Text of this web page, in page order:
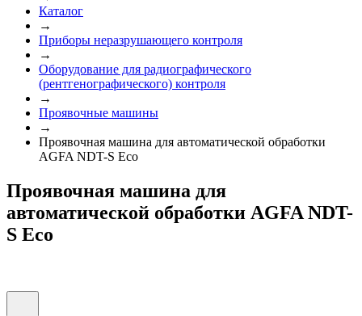
Каталог
→
Приборы неразрушающего контроля
→
Оборудование для радиографического
(рентгенографического) контроля
→
Проявочные машины
→
Проявочная машина для автоматической обработки
AGFA NDT-S Eco
Проявочная машина для
автоматической обработки AGFA NDT-
S Eco